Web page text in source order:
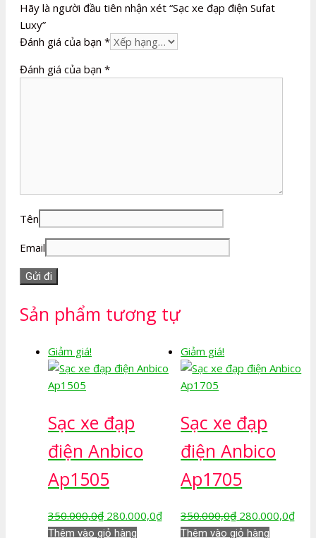
Hãy là người đầu tiên nhận xét “Sạc xe đạp điện Sufat
Luxy”
Đánh giá của bạn *
Đánh giá của bạn *
Tên
Email
Sản phẩm tương tự
Giảm giá!
Sạc xe đạp
điện Anbico
Ap1505
350.000,0₫ Giá
gốc
280.000,0₫Giá
Thêm vào giỏ hàng
Giảm giá!
Sạc xe đạp
điện Anbico
Ap1705
350.000,0₫ Giá
gốc
280.000,0₫Giá
Thêm vào giỏ hàng